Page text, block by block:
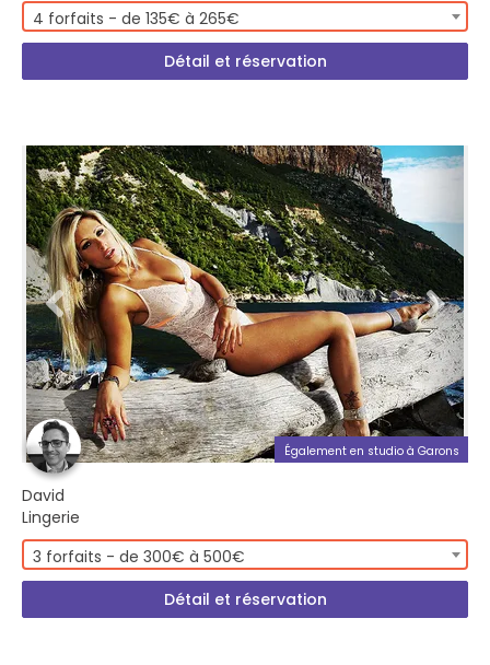
4 forfaits - de 135€ à 265€
Détail et réservation
Également en studio à Garons
David
Lingerie
3 forfaits - de 300€ à 500€
Détail et réservation